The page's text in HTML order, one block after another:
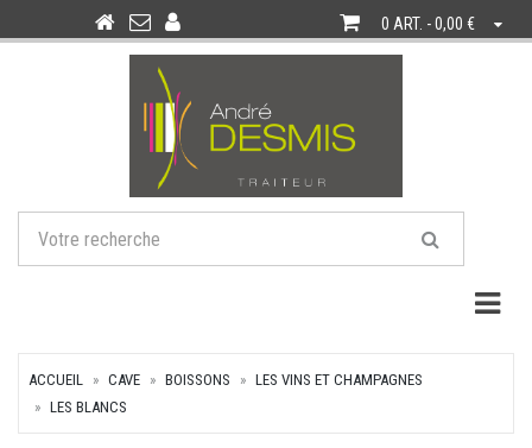
0 ART. - 0,00 €
ACCUEIL CAVE BOISSONS
LES VINS ET CHAMPAGNES
LES BLANCS